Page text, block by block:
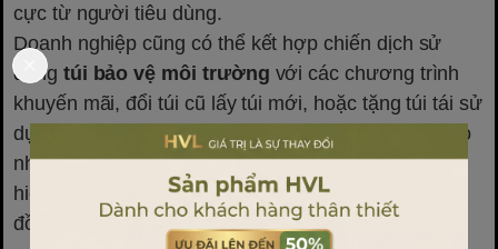
cực từ người tiêu dùng.
Doanh nghiệp cũng có thể kết hợp chiến dịch sử
dụng túi bảo vệ môi trường với các chương trình
khuyến mãi, đổi túi cũ lấy túi mới, hoặc tặng túi tái sử
dụng có in logo thương hiệu. Những hành động nhỏ
như vậy không chỉ gia tăng độ nhận diện thương
hiệu, mà còn tạo ra sự lan tỏa mạnh mẽ trong cộng
đồng.